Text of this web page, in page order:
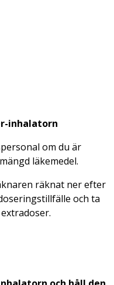
inhalatorn
om du är
läkemedel.
räknat ner efter
och ta